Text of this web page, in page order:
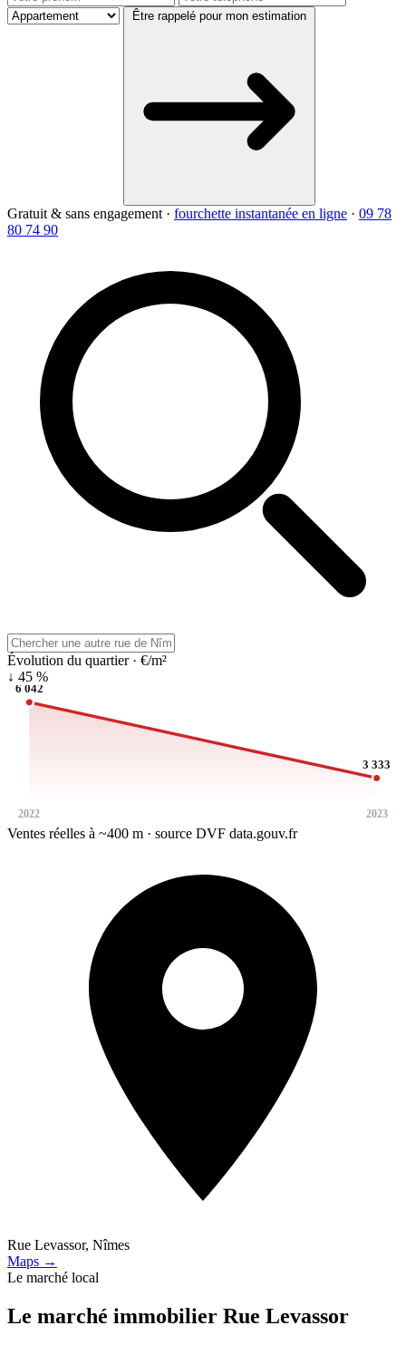
Être rappelé pour mon estimation
Gratuit & sans engagement · fourchette instantanée en ligne · 09 78
80 74 90
Évolution du quartier · €/m²
↓ 45 %
6 042
2022
3 333
2023
Ventes réelles à ~400 m · source DVF data.gouv.fr
Rue Levassor, Nîmes
Maps →
Le marché local
Le marché immobilier Rue Levassor